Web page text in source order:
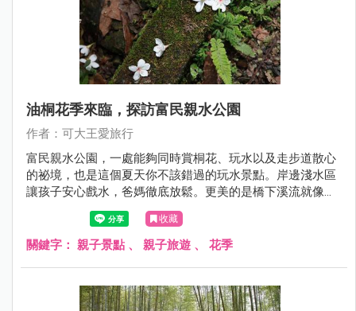
油桐花季來臨，探訪富民親水公園
作者：可大王愛旅行
富民親水公園，一處能夠同時賞桐花、玩水以及走步道散心
的祕境，也是這個夏天你不該錯過的玩水景點。岸邊淺水區
讓孩子安心戲水，爸媽徹底放鬆。更美的是橋下溪流就像四
草綠色隧道，優美步道加上寬闊河面又像日本美麗河谷，再
送你一棵油桐花樹，隨著風起，落下浪漫的五月雪，還不來
拍爆！
收藏
關鍵字： 親子景點 、 親子旅遊 、 花季